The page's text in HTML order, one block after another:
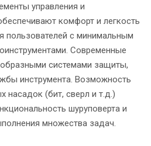
управления и
комфорт и легкость
пользователей с минимальным
Современные
системами защиты,
инструмента. Возможность
насадок (бит, сверл и т.д.)
шуруповерта и
множества задач.